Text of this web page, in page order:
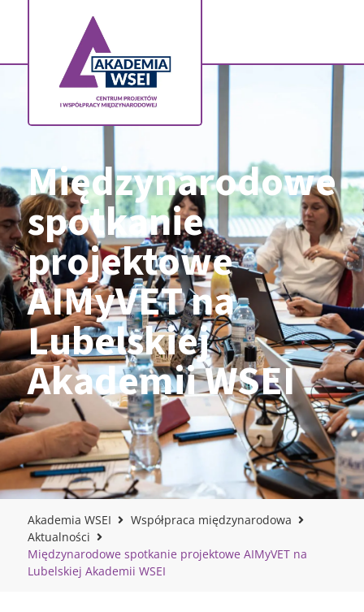
Międzynarodowe
spotkanie
projektowe
AIMyVET na
Lubelskiej
Akademii WSEI
Akademia WSEI
Współpraca międzynarodowa
Aktualności
Międzynarodowe spotkanie projektowe AIMyVET na
Lubelskiej Akademii WSEI